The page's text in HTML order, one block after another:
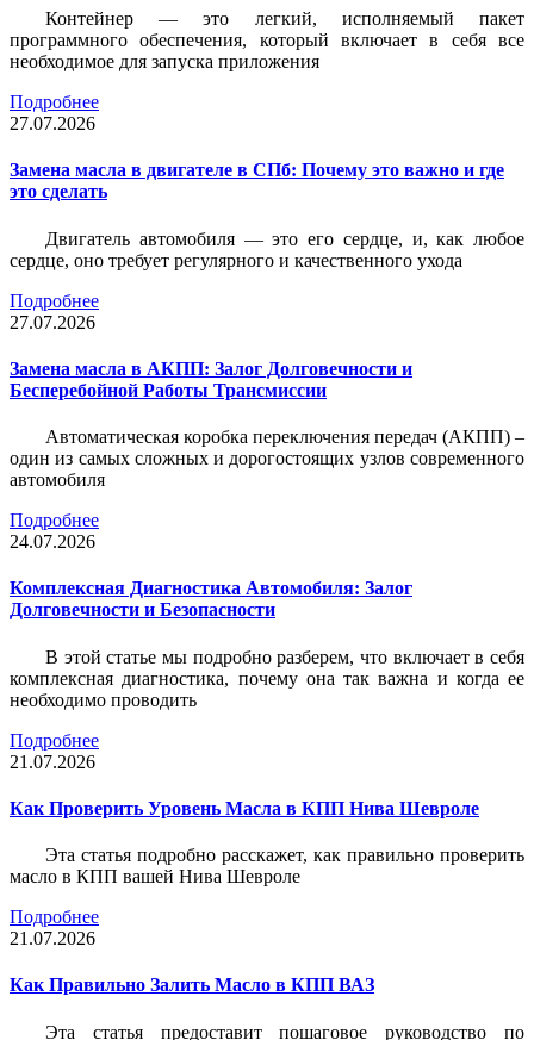
Контейнер — это легкий, исполняемый пакет
программного обеспечения, который включает в себя все
необходимое для запуска приложения
Подробнее
27.07.2026
Замена масла в двигателе в СПб: Почему это важно и где
это сделать
Двигатель автомобиля — это его сердце, и, как любое
сердце, оно требует регулярного и качественного ухода
Подробнее
27.07.2026
Замена масла в АКПП: Залог Долговечности и
Бесперебойной Работы Трансмиссии
Автоматическая коробка переключения передач (АКПП) –
один из самых сложных и дорогостоящих узлов современного
автомобиля
Подробнее
24.07.2026
Комплексная Диагностика Автомобиля: Залог
Долговечности и Безопасности
В этой статье мы подробно разберем, что включает в себя
комплексная диагностика, почему она так важна и когда ее
необходимо проводить
Подробнее
21.07.2026
Как Проверить Уровень Масла в КПП Нива Шевроле
Эта статья подробно расскажет, как правильно проверить
масло в КПП вашей Нива Шевроле
Подробнее
21.07.2026
Как Правильно Залить Масло в КПП ВАЗ
Эта статья предоставит пошаговое руководство по